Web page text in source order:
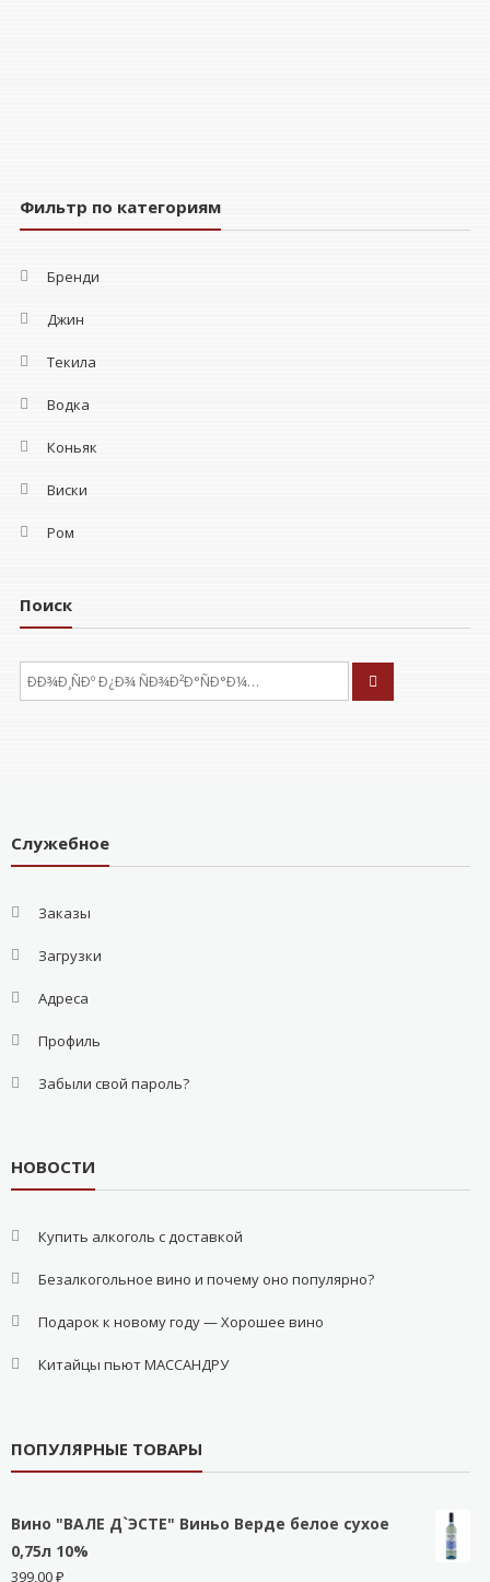
Фильтр по категориям
Бренди
Джин
Текила
Водка
Коньяк
Виски
Ром
Поиск
ÐÑÐºÐ°ÑÑ:
Служебное
Заказы
Загрузки
Адреса
Профиль
Забыли свой пароль?
НОВОСТИ
Купить алкоголь с доставкой
Безалкогольное вино и почему оно популярно?
Подарок к новому году — Хорошее вино
Китайцы пьют МАССАНДРУ
ПОПУЛЯРНЫЕ ТОВАРЫ
Вино "ВАЛЕ Д`ЭСТЕ" Виньо Верде белое сухое
0,75л 10%
399,00₽